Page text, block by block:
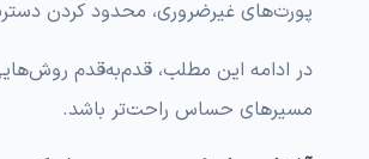
پورت‌های غیرضروری، محدود کردن
در ادامه این مطلب، قدم‌به‌قدم
مسیرهای حساس راحت‌تر باشد.